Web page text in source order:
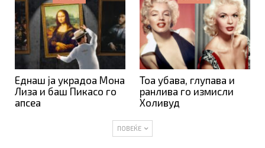
Еднаш ја украдоа Мона
Лиза и баш Пикасо го
апсеа
Тоа убава, глупава и
ранлива го измисли
Холивуд
ПОВЕЌЕ